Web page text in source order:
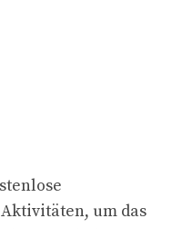
um das